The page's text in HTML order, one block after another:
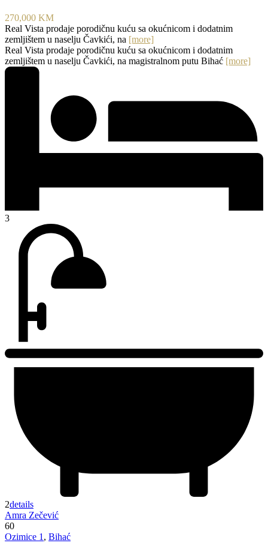
270,000 KM
Real Vista prodaje porodičnu kuću sa okućnicom i dodatnim
zemljištem u naselju Čavkići, na [more]
Real Vista prodaje porodičnu kuću sa okućnicom i dodatnim
zemljištem u naselju Čavkići, na magistralnom putu Bihać [more]
3
2details
Amra Zečević
60
Ozimice 1, Bihać